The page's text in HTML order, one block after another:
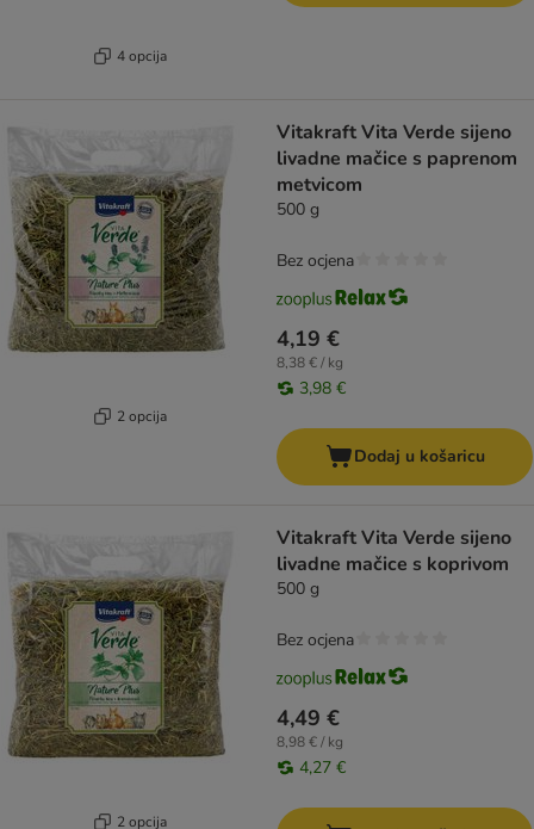
4 opcija
2 opcija
Vitakraft Vita Verde sijeno
livadne mačice s paprenom
metvicom
500 g
4,19 €
8,38 € / kg
3,98 €
Bez ocjena
Dodaj u košaricu
2 opcija
Vitakraft Vita Verde sijeno
livadne mačice s koprivom
500 g
4,49 €
8,98 € / kg
4,27 €
Bez ocjena